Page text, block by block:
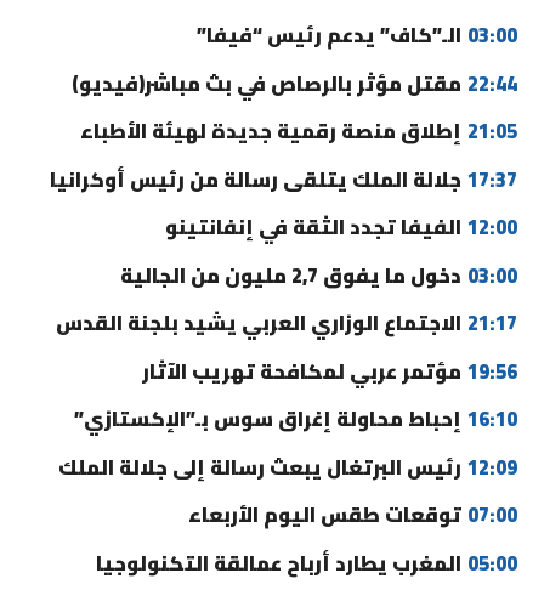
03:00 الـ”كاف” يدعم رئيس “فيفا”
22:44 مقتل مؤثر بالرصاص في بث مباشر(فيديو)
21:05 إطلاق منصة رقمية جديدة لهيئة الأطباء
17:37 جلالة الملك يتلقى رسالة من رئيس أوكرانيا
12:00 الفيفا تجدد الثقة في إنفانتينو
03:00 دخول ما يفوق 2,7 مليون من الجالية
21:17 الاجتماع الوزاري العربي يشيد بلجنة القدس
19:56 مؤتمر عربي لمكافحة تهريب الآثار
16:10 إحباط محاولة إغراق سوس بـ”الإكستازي”
12:09 رئيس البرتغال يبعث رسالة إلى جلالة الملك
07:00 توقعات طقس اليوم الأربعاء
05:00 المغرب يطارد أرباح عمالقة التكنولوجيا